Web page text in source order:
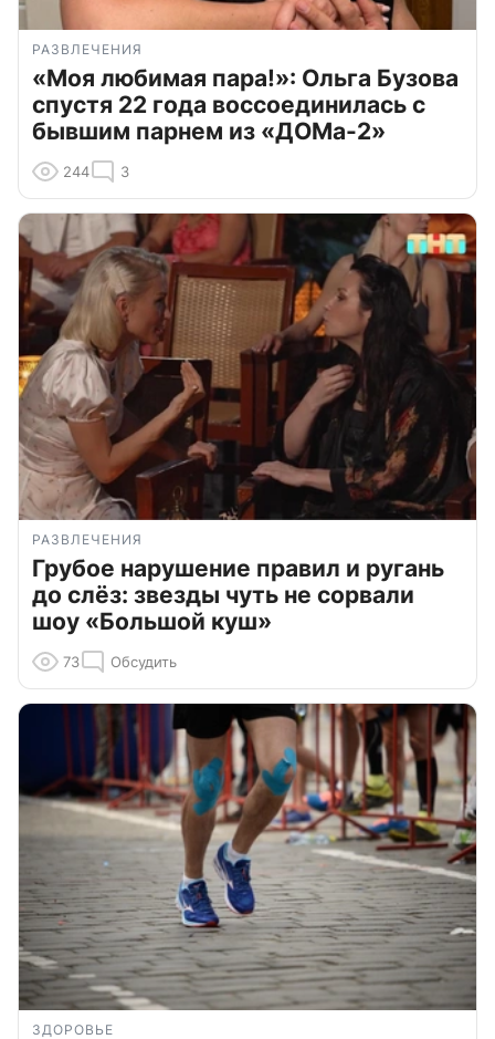
РАЗВЛЕЧЕНИЯ
«Моя любимая пара!»: Ольга Бузова
спустя 22 года воссоединилась с
бывшим парнем из «ДОМа-2»
244 3
РАЗВЛЕЧЕНИЯ
Грубое нарушение правил и ругань
до слёз: звезды чуть не сорвали
шоу «Большой куш»
73 Обсудить
ЗДОРОВЬЕ